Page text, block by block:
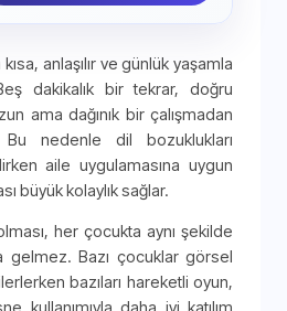
anlaşılır ve günlük yaşamla
Beş dakikalık bir tekrar, doğru
ama dağınık bir çalışmadan
nedenle dil bozuklukları
aile uygulamasına uygun
büyük kolaylık sağlar.
her çocukta aynı şekilde
gelmez. Bazı çocuklar görsel
bazıları hareketli oyun,